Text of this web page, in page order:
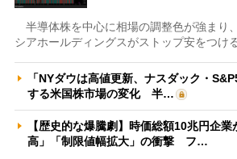
半導体株を中心に相場の調整色が強まり
シアホールディングスがストップ安をつけ
「NYダウは高値更新、ナスダック・
する米国株市場の変化 半…
【歴史的な爆騰劇】時価総額10兆円企
高」「制限値幅拡大」の衝撃 フ…